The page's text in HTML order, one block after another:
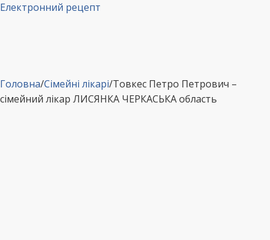
Електронний рецепт
Головна/Сімейні лікарі/Товкес Петро Петрович –
сімейний лікар ЛИСЯНКА ЧЕРКАСЬКА область